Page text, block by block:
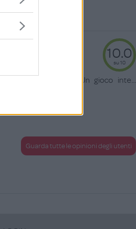
10.0
su 10
divertiamo molto. Un gioco inte...
Guarda tutte le opinioni degli utenti